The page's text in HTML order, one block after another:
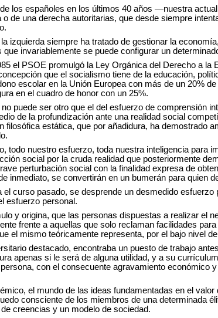
los españoles en los últimos 40 años —nuestra
de una derecha autoritarias, que desde siempre
izquierda siempre ha tratado de gestionar la
que invariablemente se puede configurar un
el PSOE promulgó la Ley Orgánica del Derecho a la
que el socialismo tiene de la educación,
escolar en la Unión Europea con más de un 20%
en el cuadro de honor con un 25%.
puede ser otro que el del esfuerzo de comprensión
de la profundización ante una realidad social
filosófica estática, que por añadidura, ha demostrado
todo nuestro esfuerzo, toda nuestra inteligencia para
social por la cruda realidad que posteriormente
perturbación social con la finalidad expresa de
inmediato, se convertirán en un bumerán para quien
curso pasado, se desprende un desmedido esfuerzo
esfuerzo personal.
y origina, que las personas dispuestas a realizar el
frente a aquellas que solo reclaman facilidades
el mismo teóricamente representa, por el bajo nivel
destacado, encontraba un puesto de trabajo
apenas si le será de alguna utilidad, y a su currículum
con el consecuente agravamiento económico
el mundo de las ideas fundamentadas en el
consciente de los miembros de una determinada
creencias y un modelo de sociedad.